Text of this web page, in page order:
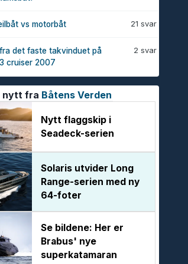
21 svar
vs motorbåt
2 svar
det faste takvinduet på
cruiser 2007
nytt fra Båtens Verden
Nytt flaggskip i
Seadeck-serien
Solaris utvider Long
Range-serien med ny
64-foter
Se bildene: Her er
Brabus' nye
superkatamaran